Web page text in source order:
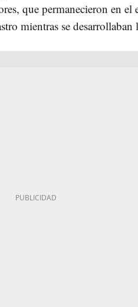
que permanecieron en el
mientras se desarrollaban